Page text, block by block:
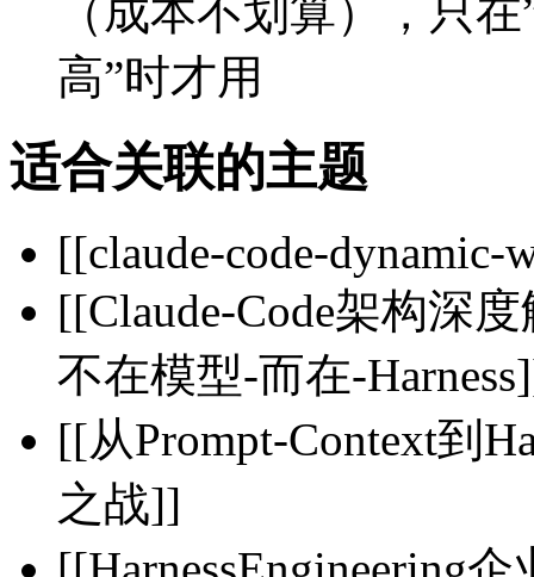
（成本不划算），只
高”时才用
适合关联的主题
[[claude-code-dynamic-
[[Claude-Code架构深
不在模型-而在-
[[从Prompt-Context到
之战]]